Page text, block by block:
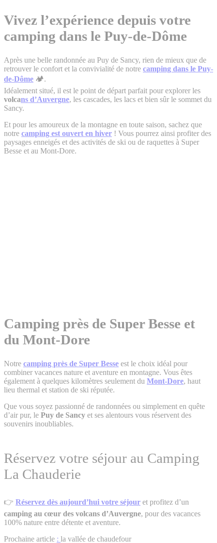
Vivez l’expérience depuis votre
camping dans le Puy-de-Dôme
Après une belle randonnée au Puy de Sancy, rien de mieux que de
retrouver le confort et la convivialité de notre camping dans le Puy-
de-Dôme 🏕️.
Idéalement situé, il est le point de départ parfait pour explorer les
volcans d’Auvergne, les cascades, les lacs et bien sûr le sommet du
Sancy.
Et pour les amoureux de la montagne en toute saison, sachez que
notre camping est ouvert en hiver ! Vous pourrez ainsi profiter des
paysages enneigés et des activités de ski ou de raquettes à Super
Besse et au Mont-Dore.
Camping près de Super Besse et
du Mont-Dore
Notre camping près de Super Besse est le choix idéal pour
combiner vacances nature et aventure en montagne. Vous êtes
également à quelques kilomètres seulement du Mont-Dore, haut
lieu thermal et station de ski réputée.
Que vous soyez passionné de randonnées ou simplement en quête
d’air pur, le Puy de Sancy et ses alentours vous réservent des
souvenirs inoubliables.
Réservez votre séjour au Camping
La Chauderie
👉 Réservez dès aujourd’hui votre séjour et profitez d’un
camping au cœur des volcans d’Auvergne, pour des vacances
100% nature entre détente et aventure.
Prochaine article : la vallée de chaudefour